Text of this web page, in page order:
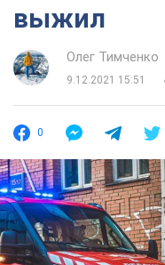
выжил
Олег Тимченко
9.12.2021 15:51
0